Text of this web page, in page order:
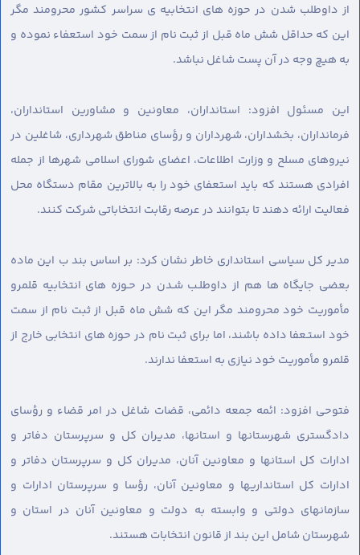
از داوطلب شدن در حوزه های انتخابیه ی سراسر کشور محرومند مگر
این که حداقل شش ماه قبل از ثبت نام از سمت خود استعفاء نموده و
به هیچ وجه در آن پست شاغل نباشد.
این مسئول افزود: استانداران، معاونین و مشاورین استانداران،
فرمانداران، بخشداران، شهرداران و رؤسای مناطق شهرداری، شاغلین در
نیروهای مسلح و وزارت اطلاعات، اعضای شورای اسلامی شهرها از جمله
افرادی هستند که باید استعفای خود را به بالاترین مقام دستگاه محل
فعالیت ارائه دهند تا بتوانند در عرصه رقابت انتخاباتی شرکت کنند.
مدیر کل سیاسی استانداری خاطر نشان کرد: بر اساس بند ب این ماده
بعضی جایگاه ها هم از داوطلـب شـدن در حـوزه های انتخابیه قلمرو
مأموریت خود محرومند مگر این که شش ماه قبل از ثبت نام از سمت
خود استـعفا داده باشند، اما برای ثبت نام در حوزه های انتخابی خارج از
قلمرو مأموریت خود نیازی به استعفا ندارند.
فتوحی افزود: ائمه جمعه دائمی، قضات شاغل در امر قضاء و رؤسای
دادگستری شهرستانها و استانها، مدیران کل و سرپرستان دفاتر و
ادارات کل استانها و معاونین آنان، مدیران کل و سرپرستان دفاتر و
ادارات کل استانداریها و معاونین آنان، رؤسا و سرپرستان ادارات و
سازمانهای دولتی و وابسته به دولت و معاونین آنان در استان و
شهرستان شامل این بند از قانون انتخابات هستند.